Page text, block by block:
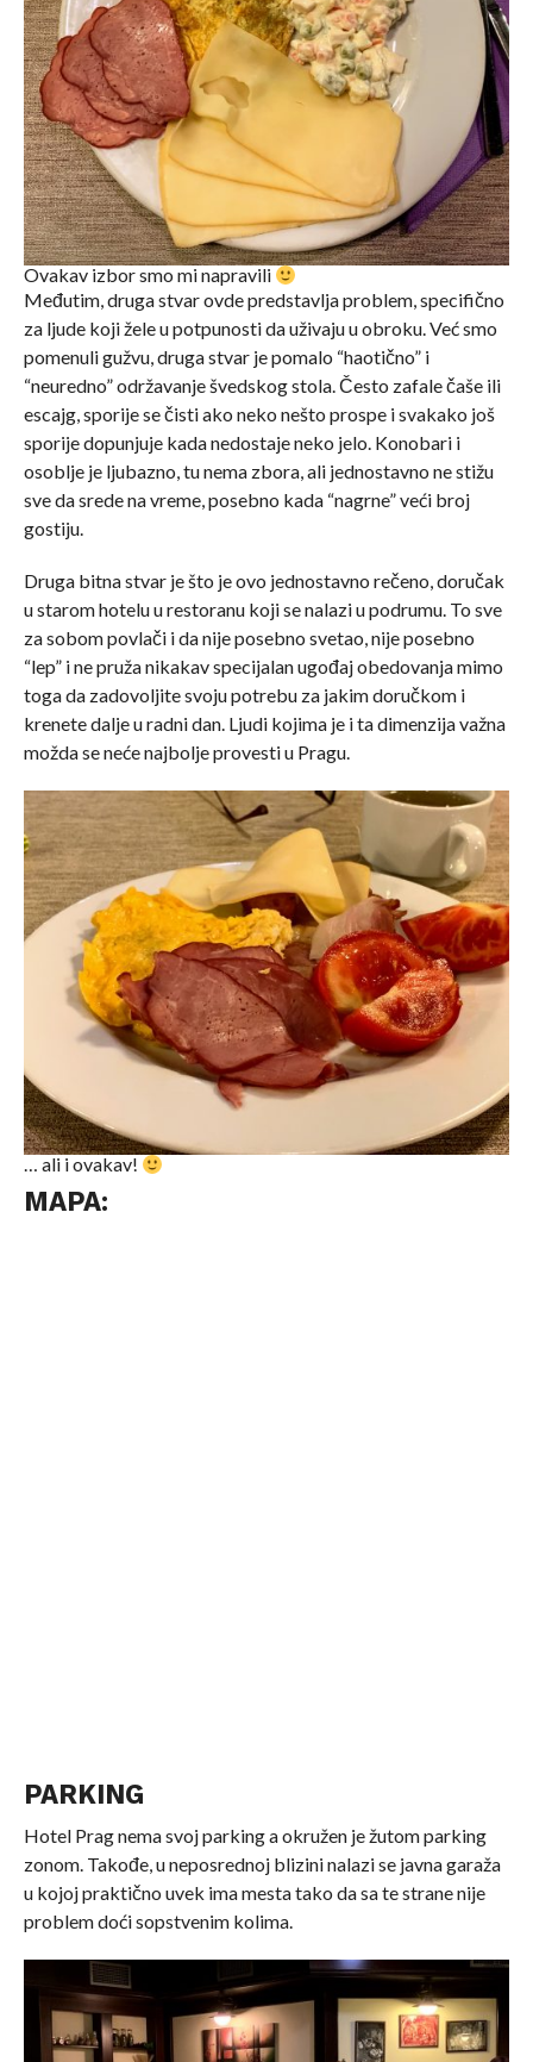
Ovakav izbor smo mi napravili
Međutim, druga stvar ovde predstavlja problem, specifično
za ljude koji žele u potpunosti da uživaju u obroku. Već smo
pomenuli gužvu, druga stvar je pomalo “haotično” i
“neuredno” održavanje švedskog stola. Često zafale čaše ili
escajg, sporije se čisti ako neko nešto prospe i svakako još
sporije dopunjuje kada nedostaje neko jelo. Konobari i
osoblje je ljubazno, tu nema zbora, ali jednostavno ne stižu
sve da srede na vreme, posebno kada “nagrne” veći broj
gostiju.
Druga bitna stvar je što je ovo jednostavno rečeno, doručak
u starom hotelu u restoranu koji se nalazi u podrumu. To sve
za sobom povlači i da nije posebno svetao, nije posebno
“lep” i ne pruža nikakav specijalan ugođaj obedovanja mimo
toga da zadovoljite svoju potrebu za jakim doručkom i
krenete dalje u radni dan. Ljudi kojima je i ta dimenzija važna
možda se neće najbolje provesti u Pragu.
… ali i ovakav!
MAPA:
PARKING
Hotel Prag nema svoj parking a okružen je žutom parking
zonom. Takođe, u neposrednoj blizini nalazi se javna garaža
u kojoj praktično uvek ima mesta tako da sa te strane nije
problem doći sopstvenim kolima.